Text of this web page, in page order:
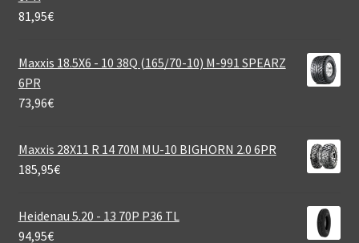
81,95€
Maxxis 18.5X6 - 10 38Q (165/70-10) M-991 SPEARZ
6PR
73,96€
Maxxis 28X11 R 14 70M MU-10 BIGHORN 2.0 6PR
185,95€
Heidenau 5.20 - 13 70P P36 TL
94,95€